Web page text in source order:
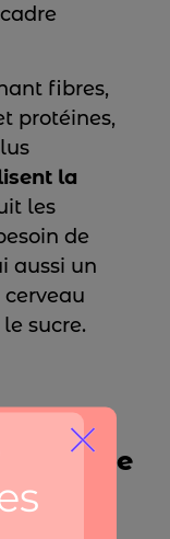
fibres,
protéines,
la
les
de
aussi un
sucre.